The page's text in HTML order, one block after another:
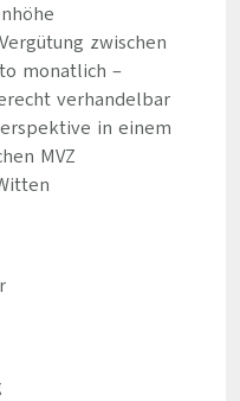
zwischen
monatlich –
verhandelbar
in einem
MVZ